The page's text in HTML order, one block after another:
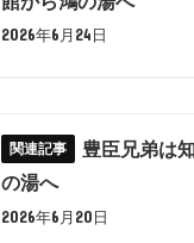
2026年6月24日
豊臣兄弟は
の湯へ
2026年6月20日